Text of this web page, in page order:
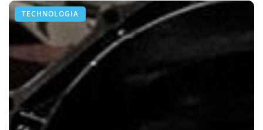
TECHNOLOGIA